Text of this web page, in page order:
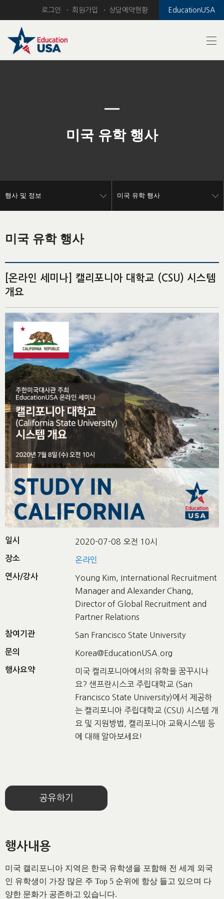
EducationUSA
로그인 회원가입 상담예약현황
미국 유학 행사
행사 및 정보 미국 유학 행사
미국 유학 행사
[온라인 세미나] 캘리포니아 대학교 (CSU) 시스템
개요
일시 2020-07-08 오전 10시
장소 온라인
연사/강사
Young Kim, International Recruitment
Manager and Alexander Chang,
Director of Global Recruitment and
Partner Relations
참여기관 San Francisco State University
문의 Korea@EducationUSA.org
행사요약
미국 캘리포니아에서의 유학을 꿈꾸시나
요? 샌프란시스코 주립대학교 (San
Francisco State University)에서 제공하
는 캘리포니아 주립대학교 (CSU) 시스템 개
요 및 지원방법, 캘리포니아 교육시스템 등
에 대해 알아보세요!
공유하기
행사내용
미국 캘리포니아 지역은 한국 유학생을 포함해 전 세계 외국
인 유학생이 가장 많은 주 Top 5 순위에 항상 들고 있으며 다
양한 문화가 공존하고 있습니다.